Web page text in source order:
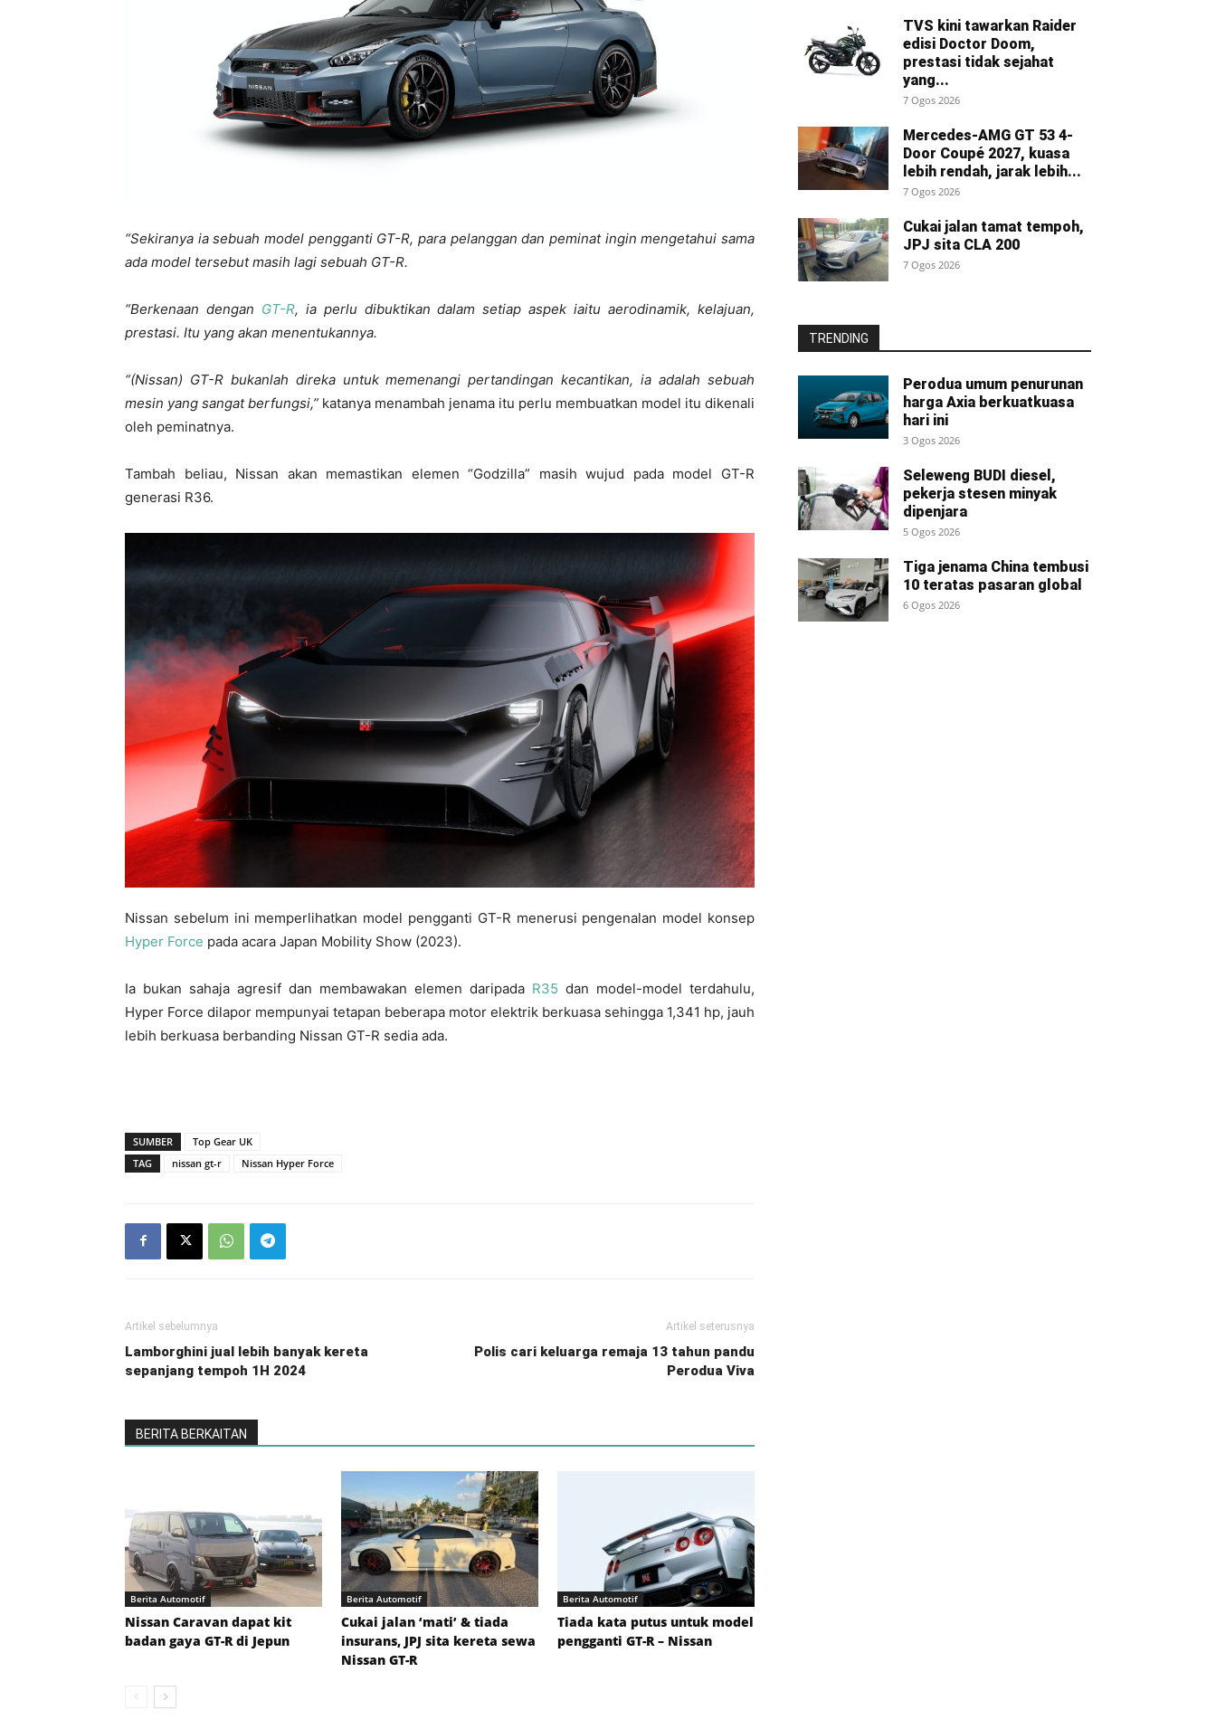
“Sekiranya ia sebuah model pengganti GT-R, para pelanggan dan peminat ingin mengetahui sama
ada model tersebut masih lagi sebuah GT-R.
“Berkenaan dengan GT-R, ia perlu dibuktikan dalam setiap aspek iaitu aerodinamik, kelajuan,
prestasi. Itu yang akan menentukannya.
“(Nissan) GT-R bukanlah direka untuk memenangi pertandingan kecantikan, ia adalah sebuah
mesin yang sangat berfungsi,” katanya menambah jenama itu perlu membuatkan model itu dikenali
oleh peminatnya.
Tambah beliau, Nissan akan memastikan elemen “Godzilla” masih wujud pada model GT-R
generasi R36.
Nissan sebelum ini memperlihatkan model pengganti GT-R menerusi pengenalan model konsep
Hyper Force pada acara Japan Mobility Show (2023).
Ia bukan sahaja agresif dan membawakan elemen daripada R35 dan model-model terdahulu,
Hyper Force dilapor mempunyai tetapan beberapa motor elektrik berkuasa sehingga 1,341 hp, jauh
lebih berkuasa berbanding Nissan GT-R sedia ada.
SUMBER
Top Gear UK
TAG
nissan gt-r Nissan Hyper Force
Artikel sebelumnya
Lamborghini jual lebih banyak kereta
sepanjang tempoh 1H 2024
Artikel seterusnya
Polis cari keluarga remaja 13 tahun pandu
Perodua Viva
BERITA BERKAITAN
Berita Automotif
Nissan Caravan dapat kit
badan gaya GT-R di Jepun
Berita Automotif
Cukai jalan ‘mati’ & tiada
insurans, JPJ sita kereta sewa
Nissan GT-R
Berita Automotif
Tiada kata putus untuk model
pengganti GT-R – Nissan
TVS kini tawarkan Raider
edisi Doctor Doom,
prestasi tidak sejahat
yang...
7 Ogos 2026
Mercedes-AMG GT 53 4-
Door Coupé 2027, kuasa
lebih rendah, jarak lebih...
7 Ogos 2026
Cukai jalan tamat tempoh,
JPJ sita CLA 200
7 Ogos 2026
TRENDING
Perodua umum penurunan
harga Axia berkuatkuasa
hari ini
3 Ogos 2026
Seleweng BUDI diesel,
pekerja stesen minyak
dipenjara
5 Ogos 2026
Tiga jenama China tembusi
10 teratas pasaran global
6 Ogos 2026